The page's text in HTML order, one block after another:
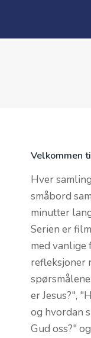
FRIMAT
TALER
Velkommen
Hver
småbord
minutter
Serien er
med vanlige
refleksjoner
er Jesus?",
og hvordan
Gud oss?"